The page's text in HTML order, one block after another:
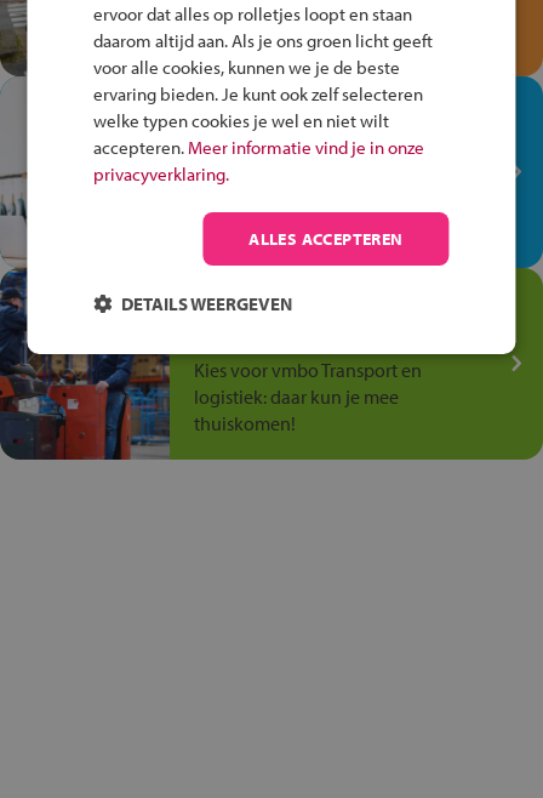
Speel het Fiets Veilig Verkeersspel
en win een Cortina-fiets!
In de winkel ben je op je
plek!
Ontdek via het vmbo jouw talent
anders is!
Jouw talent in de
Kies voor vmbo Transport en
logistiek: daar kun je mee
thuiskomen!
ervoor dat alles op rolletjes loopt en staan
daarom altijd aan. Als je ons groen licht geeft
voor alle cookies, kunnen we je de beste
ervaring bieden. Je kunt ook zelf selecteren
welke typen cookies je wel en niet wilt
accepteren. Meer informatie vind je in onze
privacyverklaring.
ALLES ACCEPTEREN
DETAILS WEERGEVEN